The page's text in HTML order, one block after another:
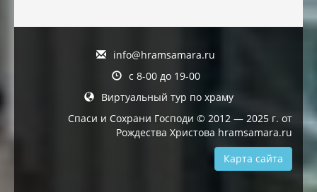
info@hramsamara.ru
с 8-00 до 19-00
Виртуальный тур по храму
Спаси и Сохрани Господи © 2012 — 2025 г. от
Рождества Христова hramsamara.ru
Карта сайта